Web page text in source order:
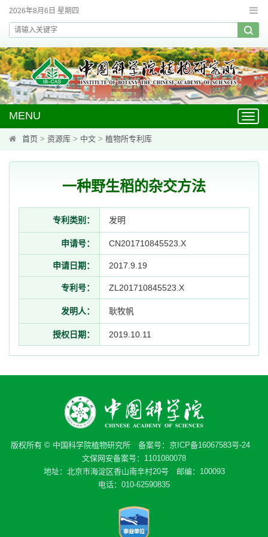
2026年8月6日 星期四
MENU
首页 > 资源库 > 中文 > 植物所专利库
一种野生稻的杂交方法
专利类别： 发明
申请号： CN201710845523.X
申请日期： 2017.9.19
专利号： ZL201710845523.X
发明人： 耿牧帆
授权日期： 2019.10.11
版权所有 © 中国科学院植物研究所 备案号： 京ICP备16067583号-24
文保网安备案号：1101080078
地址：北京市海淀区香山南辛村20号 邮编：100093
电话：010-62590835